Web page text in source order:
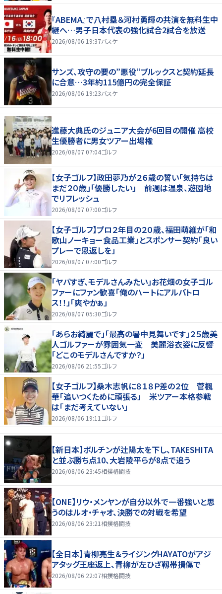
『ABEMA』で八村塁＆河村勇輝の共演を無料生中
継へ…男子日本代表の強化試合2試合を放送
2026/08/06 19:37バスケ
サンズ、攻守の要の”悪役”ブルックスと契約延長
に合意…3年約115億円の完全保証
2026/08/06 19:23バスケ
進藤大典氏のジュニア大会が6回目の開催 高校
生優勝者に男女ツアー出場権
2026/08/07 07:04ゴルフ
【女子ゴルフ】政田夢乃が２６歳の誓い「気持ちは
まだ２０歳」「優勝したい」 前週は温泉、遊園地
でリフレッシュ
2026/08/07 07:00ゴルフ
【女子ゴルフ】プロ２年目の２０歳、福田萌維が「和
歌山ノーキョー食品工業」とスポンサー契約「良い
プレーで恩返しを」
2026/08/07 07:00ゴルフ
「ヤバすぎ、モデルさんみたい」お花畑の女子ゴル
ファーにファン歓喜「俺のハートにアルバトロ
ス！！」「爽やかぁ」
2026/08/07 05:30ゴルフ
「あらお綺麗で」「最高の暑中見舞いです」２５歳美
人ゴルファーが雰囲気一変 美麗浴衣姿に反響
「どこのモデルさんですか？」
2026/08/06 21:55ゴルフ
【女子ゴルフ】桑木志帆に８１８Ｐ差の２位 菅楓
華「追いつくために頑張る」 米ツアー本格参戦
は「まだ考えていない」
2026/08/06 19:11 ゴルフ
【新日本】ボルチンが辻陽太を下し、TAKESHITA
と並ぶ勝ち点10、大岩陵平らが8点で追う
2026/08/06 23:45相撲格闘技
【ONE】リウ・メンヤンが自分以外で一番強いと思
うのはルオ・チャオ、決勝での対戦を希望
2026/08/06 23:21 相撲格闘技
【全日本】青柳亮生＆ライジングHAYATOがアジ
アタッグ王座返上、青柳が左ひざ靱帯損傷で
2026/08/06 22:07相撲格闘技